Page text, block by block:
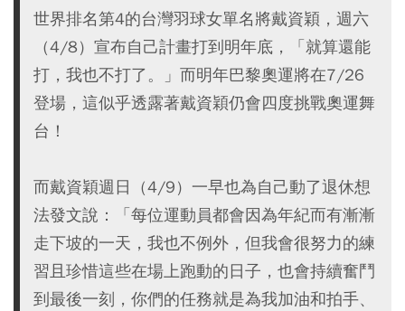
世界排名第4的台灣羽球女單名將戴資穎，週六
（4/8）宣布自己計畫打到明年底，「就算還能
打，我也不打了。」而明年巴黎奧運將在7/26
登場，這似乎透露著戴資穎仍會四度挑戰奧運舞
台！
而戴資穎週日（4/9）一早也為自己動了退休想
法發文說：「每位運動員都會因為年紀而有漸漸
走下坡的一天，我也不例外，但我會很努力的練
習且珍惜這些在場上跑動的日子，也會持續奮鬥
到最後一刻，你們的任務就是為我加油和拍手、